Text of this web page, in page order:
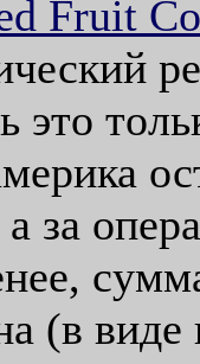
Fruit
это
за
(в